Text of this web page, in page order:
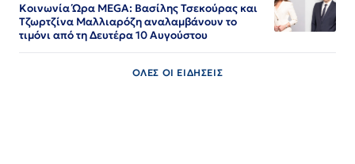
Κοινωνία Ώρα MEGA: Βασίλης Τσεκούρας και
Τζωρτζίνα Μαλλιαρόζη αναλαμβάνουν το
τιμόνι από τη Δευτέρα 10 Αυγούστου
ΟΛΕΣ ΟΙ ΕΙΔΗΣΕΙΣ